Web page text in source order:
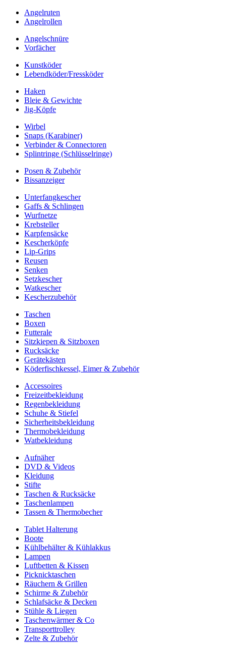
Angelruten
Angelrollen
Angelschnüre
Vorfächer
Kunstköder
Lebendköder/Fressköder
Haken
Bleie & Gewichte
Jig-Köpfe
Wirbel
Snaps (Karabiner)
Verbinder & Connectoren
Splintringe (Schlüsselringe)
Posen & Zubehör
Bissanzeiger
Unterfangkescher
Gaffs & Schlingen
Wurfnetze
Krebsteller
Karpfensäcke
Kescherköpfe
Lip-Grips
Reusen
Senken
Setzkescher
Watkescher
Kescherzubehör
Taschen
Boxen
Futterale
Sitzkiepen & Sitzboxen
Rucksäcke
Gerätekästen
Köderfischkessel, Eimer & Zubehör
Accessoires
Freizeitbekleidung
Regenbekleidung
Schuhe & Stiefel
Sicherheitsbekleidung
Thermobekleidung
Watbekleidung
Aufnäher
DVD & Videos
Kleidung
Stifte
Taschen & Rucksäcke
Taschenlampen
Tassen & Thermobecher
Tablet Halterung
Boote
Kühlbehälter & Kühlakkus
Lampen
Luftbetten & Kissen
Picknicktaschen
Räuchern & Grillen
Schirme & Zubehör
Schlafsäcke & Decken
Stühle & Liegen
Taschenwärmer & Co
Transporttrolley
Zelte & Zubehör